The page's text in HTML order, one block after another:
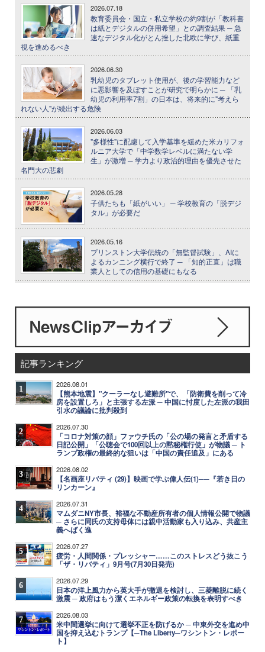
2026.07.18
教育委員会・国立・私立学校の約9割が「教科書
は紙とデジタルの併用希望」との調査結果 ─ 急
速なデジタル化がとん挫した北欧に学び、紙重
視を進めるべき
2026.06.30
乳幼児のタブレット使用が、後の学習能力など
に悪影響を及ぼすことが研究で明らかに ─ 「乳
幼児の利用率7割」の日本は、将来的に"考えら
れない人"が続出する危険
2026.06.03
"多様性"に配慮して入学基準を緩めた米カリフォ
ルニア大学で「中学数学レベルに満たない学
生」が激増 ─ 学力より政治的理由を優先させた
名門大の悲劇
2026.05.28
子供たちも「紙がいい」 ─ 学校教育の「脱デジ
タル」が必要だ
2026.05.16
プリンストン大学伝統の「無監督試験」、AIに
よるカンニング横行で終了 ─ 「知的正直」は職
業人としての信用の基礎にもなる
記事ランキング
1 2026.08.01
【熊本地震】"クーラーなし避難所"で、「防衛費を削って冷
房を設置しろ」と主張する左派 ─ 中国に忖度した左派の我田
引水の議論に批判殺到
2 2026.07.30
「コロナ対策の顔」ファウチ氏の「公の場の発言と矛盾する
日記公開」「公聴会で100回以上の黙秘権行使」が物議 ─ ト
ランプ政権の最終的な狙いは「中国の責任追及」にある
3 2026.08.02
【名画座リバティ (29)】映画で学ぶ偉人伝(1)──『若き日の
リンカーン』
4 2026.07.31
マムダニNY市長、裕福な不動産所有者の個人情報公開で物議
─ さらに同氏の支持母体には親中活動家も入り込み、共産主
義へばく進
5 2026.07.27
疲労・人間関係・プレッシャー……このストレスどう抜こう
「ザ・リバティ」9月号(7月30日発売)
6 2026.07.29
日本の洋上風力から英大手が撤退を検討し、三菱離脱に続く
激震 ─ 政府はもう潔くエネルギー政策の転換を表明すべき
7 2026.08.03
米中間選挙に向けて選挙不正を防げるか ─ 中東外交を進め中
国を抑え込むトランプ【─The Liberty─ワシントン・レポー
ト】